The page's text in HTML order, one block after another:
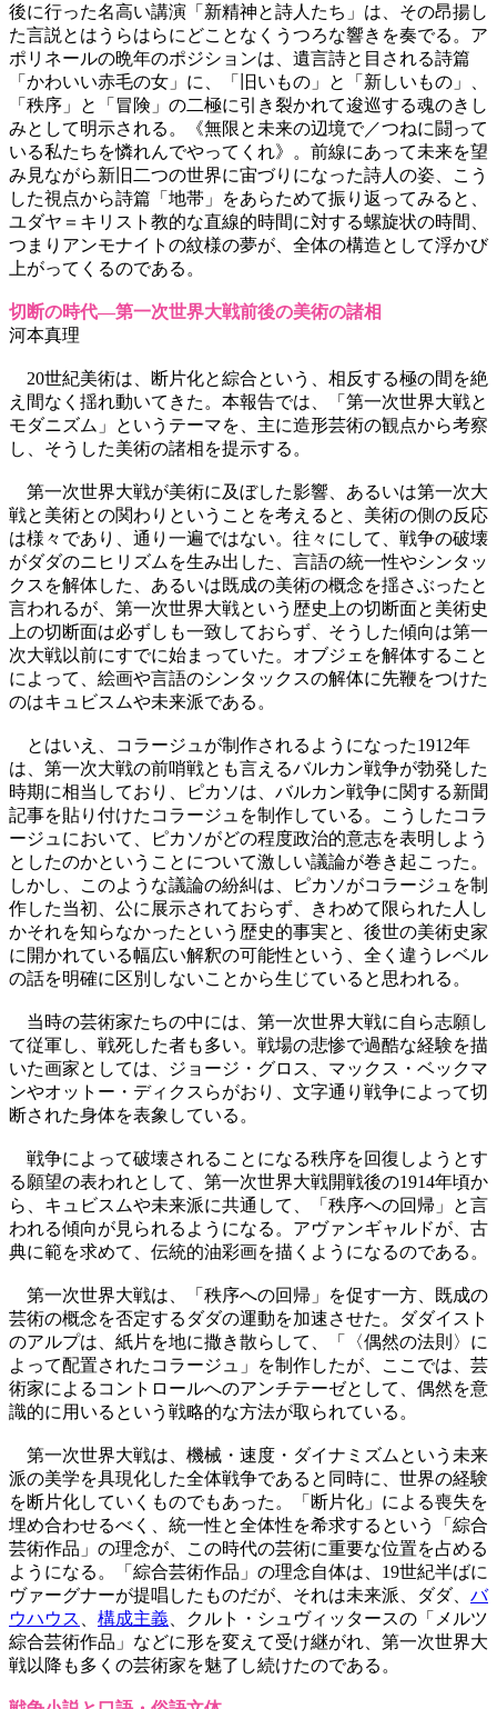
後に行った名高い講演「新精神と詩人たち」は、その昂揚し
た言説とはうらはらにどことなくうつろな響きを奏でる。ア
ポリネールの晩年のポジションは、遺言詩と目される詩篇
「かわいい赤毛の女」に、「旧いもの」と「新しいもの」、
「秩序」と「冒険」の二極に引き裂かれて逡巡する魂のきし
みとして明示される。《無限と未来の辺境で／つねに闘って
いる私たちを憐れんでやってくれ》。前線にあって未来を望
み見ながら新旧二つの世界に宙づりになった詩人の姿、こう
した視点から詩篇「地帯」をあらためて振り返ってみると、
ユダヤ＝キリスト教的な直線的時間に対する螺旋状の時間、
つまりアンモナイトの紋様の夢が、全体の構造として浮かび
上がってくるのである。
切断の時代―第一次世界大戦前後の美術の諸相
河本真理
20世紀美術は、断片化と綜合という、相反する極の間を絶
え間なく揺れ動いてきた。本報告では、「第一次世界大戦と
モダニズム」というテーマを、主に造形芸術の観点から考察
し、そうした美術の諸相を提示する。
第一次世界大戦が美術に及ぼした影響、あるいは第一次大
戦と美術との関わりということを考えると、美術の側の反応
は様々であり、通り一遍ではない。往々にして、戦争の破壊
がダダのニヒリズムを生み出した、言語の統一性やシンタッ
クスを解体した、あるいは既成の美術の概念を揺さぶったと
言われるが、第一次世界大戦という歴史上の切断面と美術史
上の切断面は必ずしも一致しておらず、そうした傾向は第一
次大戦以前にすでに始まっていた。オブジェを解体すること
によって、絵画や言語のシンタックスの解体に先鞭をつけた
のはキュビスムや未来派である。
とはいえ、コラージュが制作されるようになった1912年
は、第一次大戦の前哨戦とも言えるバルカン戦争が勃発した
時期に相当しており、ピカソは、バルカン戦争に関する新聞
記事を貼り付けたコラージュを制作している。こうしたコラ
ージュにおいて、ピカソがどの程度政治的意志を表明しよう
としたのかということについて激しい議論が巻き起こった。
しかし、このような議論の紛糾は、ピカソがコラージュを制
作した当初、公に展示されておらず、きわめて限られた人し
かそれを知らなかったという歴史的事実と、後世の美術史家
に開かれている幅広い解釈の可能性という、全く違うレベル
の話を明確に区別しないことから生じていると思われる。
当時の芸術家たちの中には、第一次世界大戦に自ら志願し
て従軍し、戦死した者も多い。戦場の悲惨で過酷な経験を描
いた画家としては、ジョージ・グロス、マックス・ベックマ
ンやオットー・ディクスらがおり、文字通り戦争によって切
断された身体を表象している。
戦争によって破壊されることになる秩序を回復しようとす
る願望の表われとして、第一次世界大戦開戦後の1914年頃か
ら、キュビスムや未来派に共通して、「秩序への回帰」と言
われる傾向が見られるようになる。アヴァンギャルドが、古
典に範を求めて、伝統的油彩画を描くようになるのである。
第一次世界大戦は、「秩序への回帰」を促す一方、既成の
芸術の概念を否定するダダの運動を加速させた。ダダイスト
のアルプは、紙片を地に撒き散らして、「〈偶然の法則〉に
よって配置されたコラージュ」を制作したが、ここでは、芸
術家によるコントロールへのアンチテーゼとして、偶然を意
識的に用いるという戦略的な方法が取られている。
第一次世界大戦は、機械・速度・ダイナミズムという未来
派の美学を具現化した全体戦争であると同時に、世界の経験
を断片化していくものでもあった。「断片化」による喪失を
埋め合わせるべく、統一性と全体性を希求するという「綜合
芸術作品」の理念が、この時代の芸術に重要な位置を占める
ようになる。「綜合芸術作品」の理念自体は、19世紀半ばに
ヴァーグナーが提唱したものだが、それは未来派、ダダ、 バ
ウハウス
構成主義 、クルト・シュヴィッタースの「メルツ
綜合芸術作品」などに形を変えて受け継がれ、第一次世界大
戦以降も多くの芸術家を魅了し続けたのである。